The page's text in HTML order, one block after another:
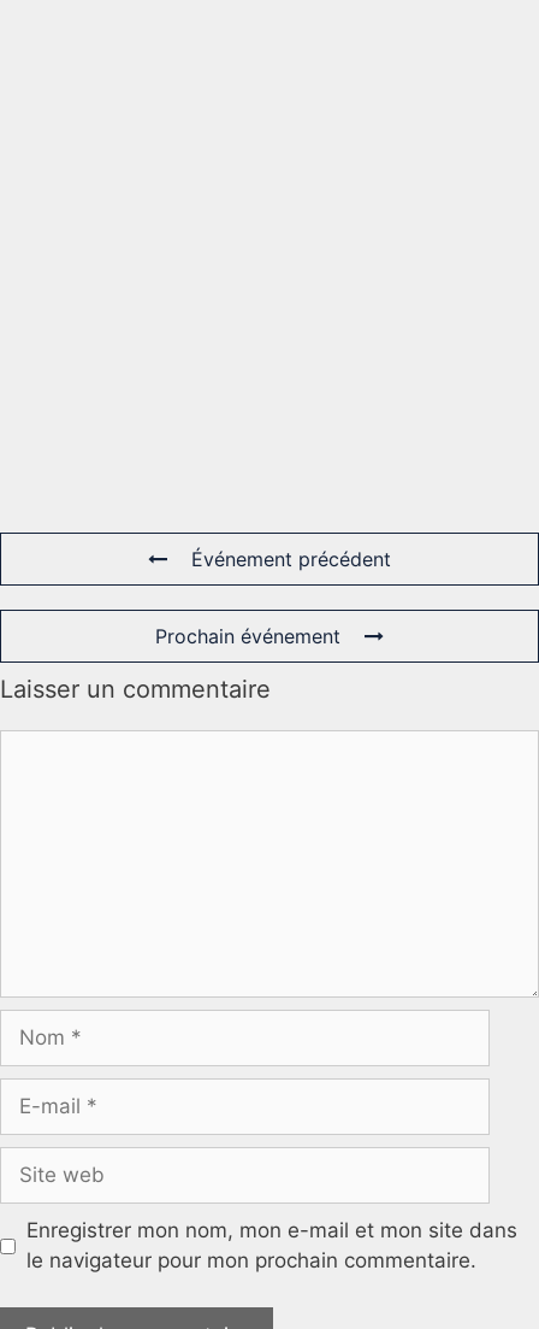
Événement précédent
Prochain événement
Laisser un commentaire
Nom
Site
web
Enregistrer mon nom, mon e-mail et mon site dans
le navigateur pour mon prochain commentaire.